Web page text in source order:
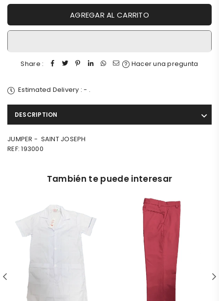
AGREGAR AL CARRITO
Share : Hacer una pregunta
Estimated Delivery :- .
DESCRIPTION
JUMPER - SAINT JOSEPH
REF: 193000
También te puede interesar